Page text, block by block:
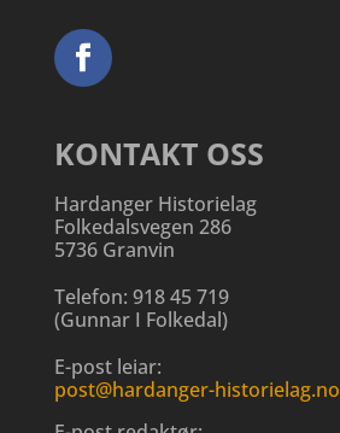
KONTAKT OSS
Hardanger Historielag
Folkedalsvegen 286
5736 Granvin
Telefon: 918 45 719
(Gunnar I Folkedal)
E-post leiar:
post@hardanger-historielag.no